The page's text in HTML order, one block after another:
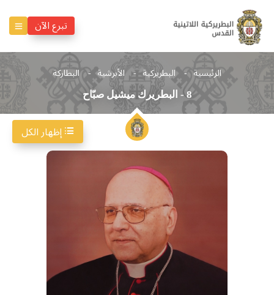
تبرع الآن
الرئيسية البطريركية الأبرشية البطاركة
8 - البطريرك ميشيل صبّاح
إظهار الكل